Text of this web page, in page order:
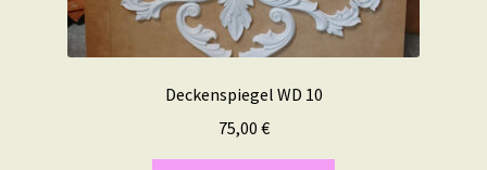
Deckenspiegel WD 10
75,00 €